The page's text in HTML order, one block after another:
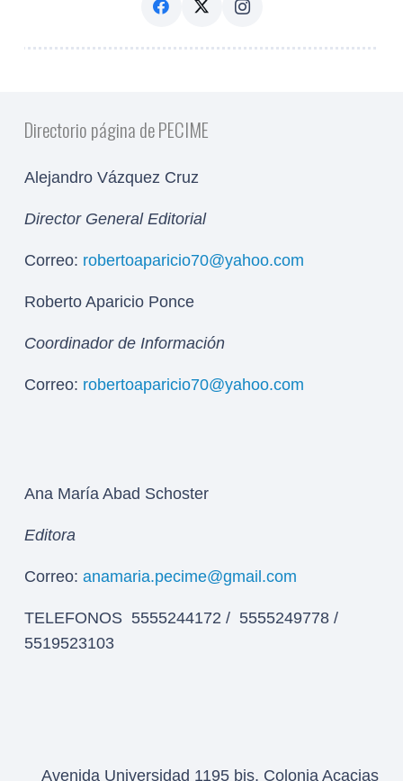
Directorio página de PECIME
Alejandro Vázquez Cruz
Director General Editorial
Correo: robertoaparicio70@yahoo.com
Roberto Aparicio Ponce
Coordinador de Información
Correo: robertoaparicio70@yahoo.com
Ana María Abad Schoster
Editora
Correo: anamaria.pecime@gmail.com
TELEFONOS 5555244172 / 5555249778 /
5519523103
Avenida Universidad 1195 bis, Colonia Acacias